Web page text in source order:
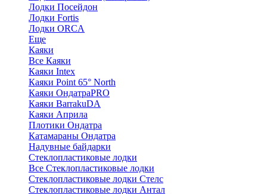
Лодки Посейдон
Лодки Fortis
Лодки ORCA
Еще
Каяки
Все Каяки
Каяки Intex
Каяки Point 65° North
Каяки ОндатраPRO
Каяки BarrakuDA
Каяки Априла
Плотики Ондатра
Катамараны Ондатра
Надувные байдарки
Стеклопластиковые лодки
Все Стеклопластиковые лодки
Стеклопластиковые лодки Стелс
Стеклопластиковые лодки Антал